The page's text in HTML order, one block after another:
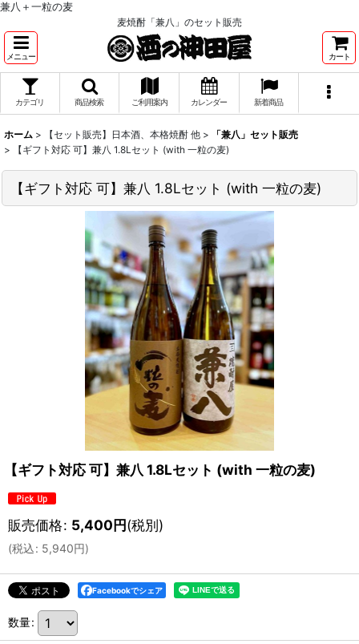
兼八＋一粒の麦
麦焼酎「兼八」のセット販売
メニュー カート
カテゴリ 商品検索 ご利用案内 カレンダー 新着商品
ホーム > 【セット販売】日本酒、本格焼酎 他 >
「兼八」セット販売
>
【ギフト対応 可】兼八 1.8Lセット (with 一粒の麦)
【ギフト対応 可】兼八 1.8Lセット (with 一粒の麦)
【ギフト対応 可】兼八 1.8Lセット (with 一粒の麦)
販売価格: 5,400円(税別)
(税込: 5,940円)
Facebookでシェア
数量: